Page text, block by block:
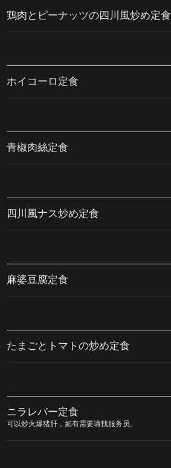
鶏肉とピーナッツの四川風炒め定食
ホイコーロ定食
青椒肉絲定食
四川風ナス炒め定食
麻婆豆腐定食
たまごとトマトの炒め定食
ニラレバー定食
可以炒火爆猪肝，如有需要请找服务员。